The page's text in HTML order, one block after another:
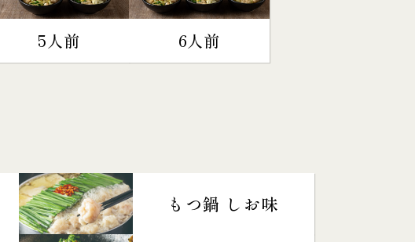
5人前 6人前
もつ鍋 しお味